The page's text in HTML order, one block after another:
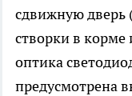
сдвижную дверь
створки в
оптика
предусмотрена